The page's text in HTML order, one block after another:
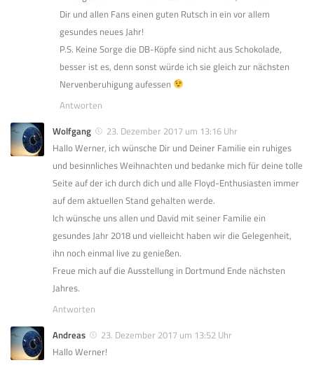
Dir und allen Fans einen guten Rutsch in ein vor allem
gesundes neues Jahr!
P.S. Keine Sorge die DB-Köpfe sind nicht aus Schokolade,
besser ist es, denn sonst würde ich sie gleich zur nächsten
Nervenberuhigung aufessen
Antworten
Wolfgang
23. Dezember 2017 um 13:16 Uhr
Hallo Werner, ich wünsche Dir und Deiner Familie ein ruhiges
und besinnliches Weihnachten und bedanke mich für deine tolle
Seite auf der ich durch dich und alle Floyd-Enthusiasten immer
auf dem aktuellen Stand gehalten werde.
Ich wünsche uns allen und David mit seiner Familie ein
gesundes Jahr 2018 und vielleicht haben wir die Gelegenheit,
ihn noch einmal live zu genießen.
Freue mich auf die Ausstellung in Dortmund Ende nächsten
Jahres.
Antworten
Andreas
23. Dezember 2017 um 13:52 Uhr
Hallo Werner!